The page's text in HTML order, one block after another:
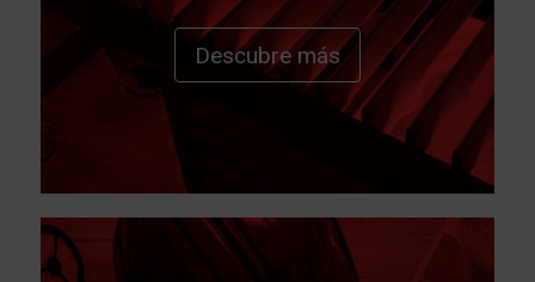
Descubre más